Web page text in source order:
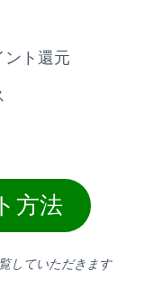
ント還元
方法
していただきます